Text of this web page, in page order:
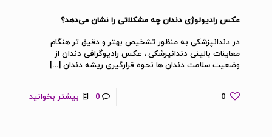
عکس رادیولوژی دندان چه مشکلاتی را نشان می‌دهد؟
در دندانپزشکی به منظور تشخیص بهتر و دقیق تر هنگام
معاینات بالینی دندانپزشکی ، عکس رادیوگرافی دندان از
وضعیت سلامت دندان ها نحوه قرارگیری ریشه دندان […]
0
0 بیشتر بخوانید